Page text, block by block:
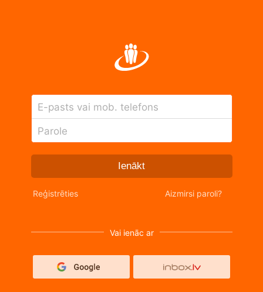
E-pasts vai mob. telefons
Parole
Ienākt
Reģistrēties Aizmirsi paroli?
Vai ienāc ar